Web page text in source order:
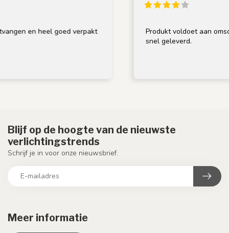
heel goed verpakt
Produkt voldoet aan
snel geleverd.
Meer informatie
Blijf op de hoogte van de nieuwste
verlichtingstrends
Schrijf je in voor onze nieuwsbrief.